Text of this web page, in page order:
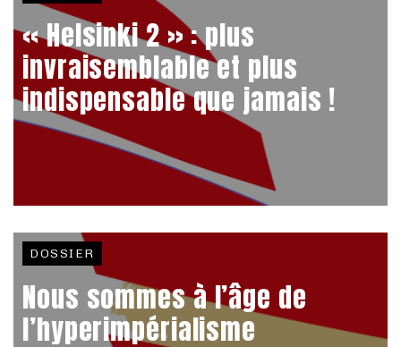
« Helsinki 2 » : plus
invraisemblable et plus
indispensable que jamais !
DOSSIER
Nous sommes à l’âge de
l’hyperimpérialisme